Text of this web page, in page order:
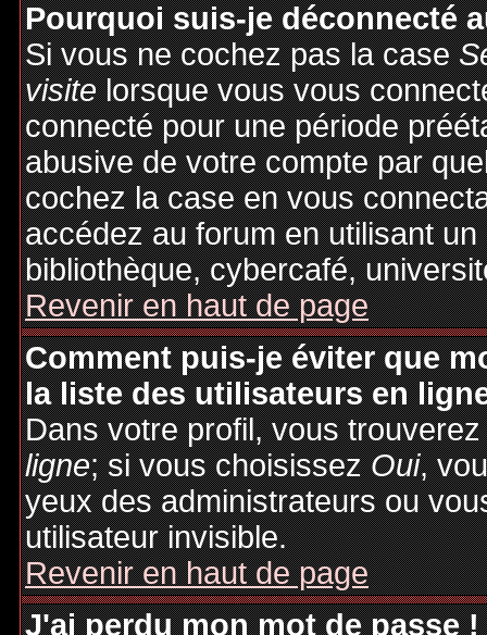
Pourquoi suis-je déconnecté
Si vous ne cochez pas la case
visitelorsque vous vous
connecté pour une période
abusive de votre compte par
cochez la case en vous
accédez au forum en utilisant
bibliothèque, cybercafé,
Revenir en haut de page
Comment puis-je éviter que
la liste des utilisateurs en
Dans votre profil, vous
ligne; si vous choisissezOui,
yeux des administrateurs ou
utilisateur invisible.
Revenir en haut de page
J'ai perdu mon mot de passe !